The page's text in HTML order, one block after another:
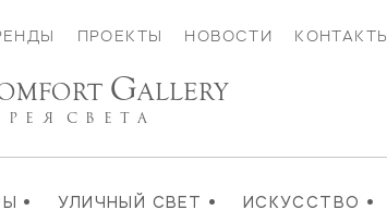
ПРОЕКТЫ НОВОСТИ КОНТАКТЫ
• УЛИЧНЫЙ СВЕТ • ИСКУССТВО •
GALLERY
СВЕТА